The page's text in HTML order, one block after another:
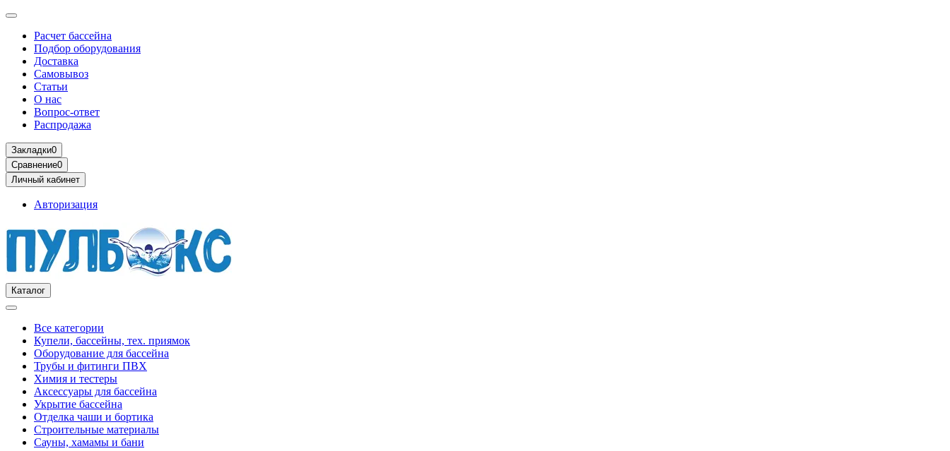
Расчет бассейна
Подбор оборудования
Доставка
Самовывоз
Статьи
О нас
Вопрос-ответ
Распродажа
Закладки0
Сравнение0
Личный кабинет
Авторизация
Каталог
Все категории
Купели, бассейны, тех. приямок
Оборудование для бассейна
Трубы и фитинги ПВХ
Химия и тестеры
Аксессуары для бассейна
Укрытие бассейна
Отделка чаши и бортика
Строительные материалы
Сауны, хамамы и бани